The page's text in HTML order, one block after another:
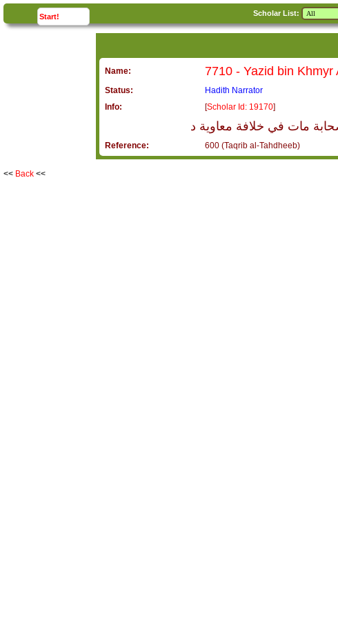
Start!click to Scholar List:
Name:
Status:
Hadith Narrator
Info:
[Scholar Id: 19170]
مات في خلافة معاوية د
Reference: 600 (Taqrib al-Tahdheeb)
<< Back <<